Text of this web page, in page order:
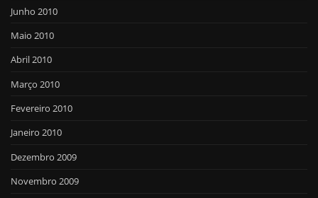
Junho 2010
Maio 2010
Abril 2010
Março 2010
Fevereiro 2010
Janeiro 2010
Dezembro 2009
Novembro 2009